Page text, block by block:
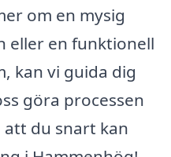
om en mysig
eller en funktionell
kan vi guida dig
göra processen
att du snart kan